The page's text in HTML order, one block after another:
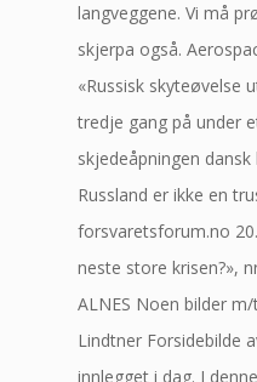
langveggene. Vi må
skjerpa også.
«Russisk skyteøvelse
tredje gang på under
skjedeåpningen
Russland er ikke en
forsvaretsforum.no
neste store krisen?»,
ALNES Noen bilder
Lindtner Forsidebilde
innlegget i dag. I